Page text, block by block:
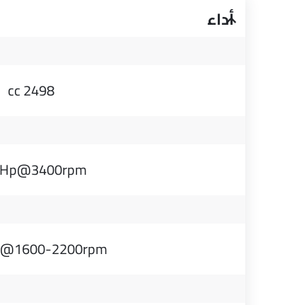
أداء
2498 cc
2200rpm